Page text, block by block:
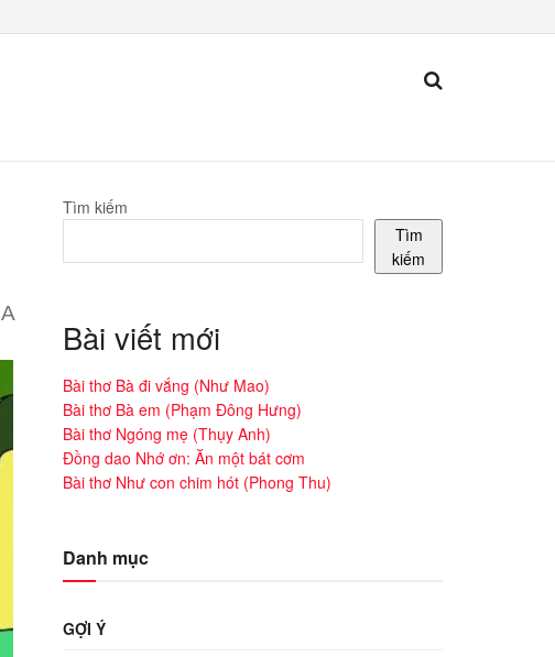
A
Tìm kiếm
Tìm
kiếm
Bài viết mới
Bài thơ Bà đi vắng (Như Mao)
Bài thơ Bà em (Phạm Đông Hưng)
Bài thơ Ngóng mẹ (Thụy Anh)
Đồng dao Nhớ ơn: Ăn một bát cơm
Bài thơ Như con chim hót (Phong Thu)
Danh mục
GỢI Ý